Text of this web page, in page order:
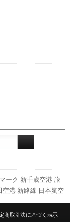
ーク 新千歳空港 旅
空港 新路線 日本航空
ウイルス 福岡空港 国
商取引法に基づく表示